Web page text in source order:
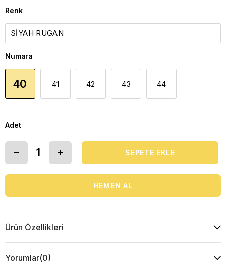
Renk
Numara
40 41 42 43 44
Adet
Ürün Özellikleri
Yorumlar(0)